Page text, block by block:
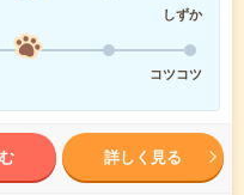
しずか
コツコツ
詳しく見る